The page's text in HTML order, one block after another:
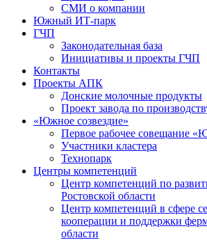
СМИ о компании
Южный ИТ-парк
ГЧП
Законодательная база
Инициативы и проекты ГЧП
Контакты
Проекты АПК
Донские молочные продукты
Проект завода по
«Южное созвездие»
Первое рабочее совещание
Участники кластера
Технопарк
Центры компетенций
Центр компетенций по
Ростовской области
Центр компетенций в сфере
кооперации и поддержки
области